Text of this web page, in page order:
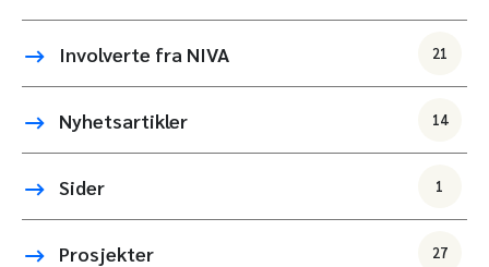
Involverte fra NIVA 21
Nyhetsartikler 14
Sider 1
Prosjekter 27